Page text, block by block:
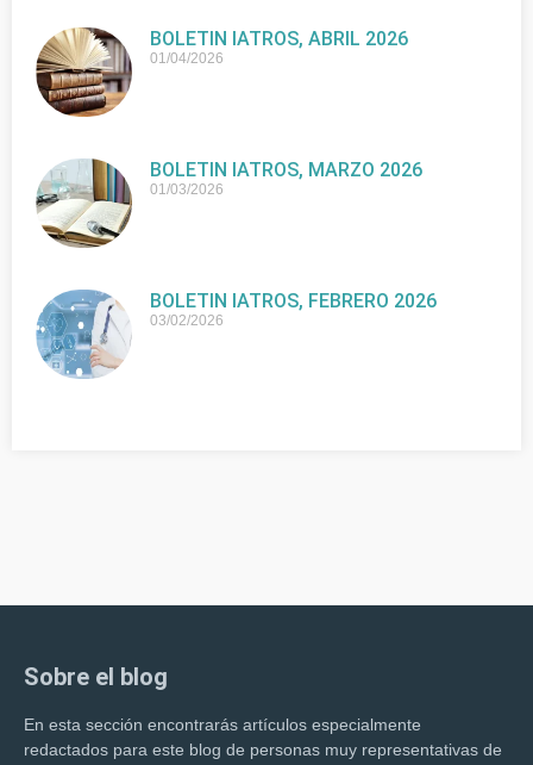
BOLETIN IATROS, ABRIL 2026
01/04/2026
BOLETIN IATROS, MARZO 2026
01/03/2026
BOLETIN IATROS, FEBRERO 2026
03/02/2026
Sobre el blog
En esta sección encontrarás artículos especialmente
redactados para este blog de personas muy representativas de